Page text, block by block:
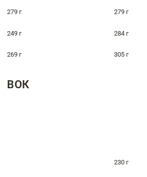
279 г 279 г
249 г 284 г
269 г 305 г
ВОК
230 г